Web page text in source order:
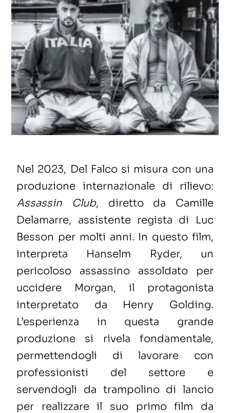
Nel 2023, Del Falco si misura con una
produzione internazionale di rilievo:
Assassin Club, diretto da Camille
Delamarre, assistente regista di Luc
Besson per molti anni. In questo film,
interpreta Hanselm Ryder, un
pericoloso assassino assoldato per
uccidere Morgan, il protagonista
interpretato da Henry Golding.
L’esperienza in questa grande
produzione si rivela fondamentale,
permettendogli di lavorare con
professionisti del settore e
servendogli da trampolino di lancio
per realizzare il suo primo film da